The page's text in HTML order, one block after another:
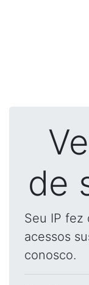
de
Seu IP fez
acessos
conosco.